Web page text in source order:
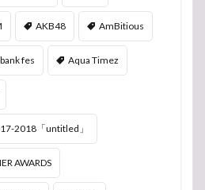
AKB48 AmBitious
fes Aqua Timez
2018「untitled」
AWARDS